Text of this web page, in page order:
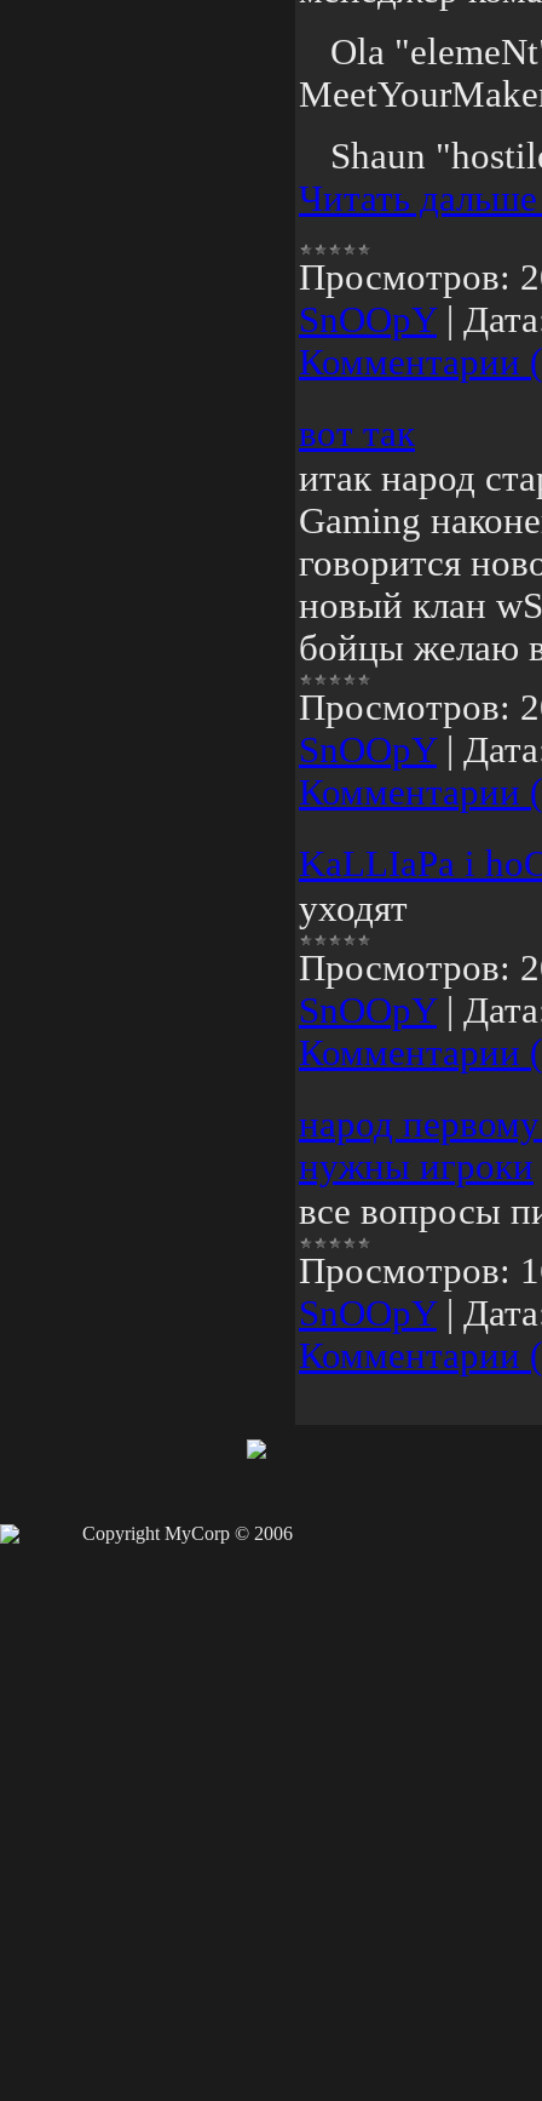
Ola
Shaun
Читать
Просмотров:
SnOOpY
Комментарии
вот так
итак народ
Gaming
говорится
новый клан
бойцы желаю
Просмотров:
SnOOpY
Комментарии
KaLLIaPa i
уходят
Просмотров:
SnOOpY
Комментарии
народ
нужны игроки
все вопросы
Просмотров:
SnOOpY
Комментарии
Copyright MyCorp © 2006